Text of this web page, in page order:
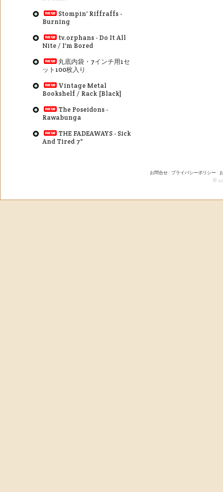
Stompin' Riffraffs -
Burning
tv.orphans - Do It All
Nite / I'm Bored
丸底内袋・7インチ用1セ
ット100枚入り
Vintage Metal
Bookshelf / Rack [Black]
The Poseidons -
Rawabunga
THE FADEAWAYS - Sick
And Tired 7"
お問合せ- プライバシーポリシー-
©